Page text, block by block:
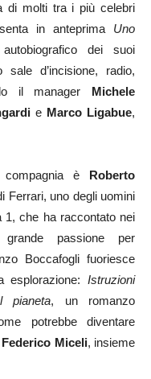
di molti tra i più celebri
in anteprima Uno
dei suoi
sale d’incisione, radio,
il manager Michele
e Marco Ligabue,
è Roberto
Ferrari, uno degli uomini
1, che ha raccontato nei
passione per
Boccafogli fuoriesce
esplorazione: Istruzioni
pianeta, un romanzo
potrebbe diventare
Federico Miceli, insieme